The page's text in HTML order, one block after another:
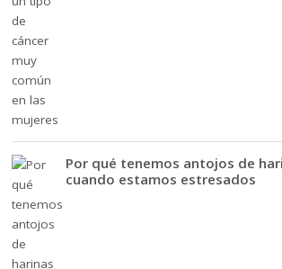
Por qué tenemos antojos de
cuando estamos estresados